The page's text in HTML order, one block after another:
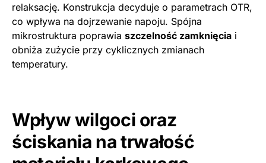
relaksację. Konstrukcja decyduje o parametrach OTR,
co wpływa na dojrzewanie napoju. Spójna
mikrostruktura poprawia szczelność zamknięcia i
obniża zużycie przy cyklicznych zmianach
temperatury.
Wpływ wilgoci oraz
ściskania na trwałość